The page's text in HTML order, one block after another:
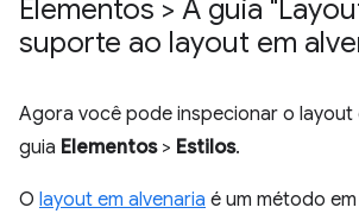
Elementos > A guia
suporte ao layout em
Agora você pode inspecionar o layout
guia Elementos> Estilos.
O layout em alvenaria é um método